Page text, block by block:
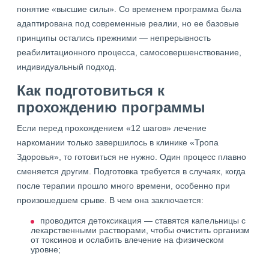
понятие «высшие силы». Со временем программа была
адаптирована под современные реалии, но ее базовые
принципы остались прежними — непрерывность
реабилитационного процесса, самосовершенствование,
индивидуальный подход.
Как подготовиться к
прохождению программы
Если перед прохождением «12 шагов» лечение
наркомании только завершилось в клинике «Тропа
Здоровья», то готовиться не нужно. Один процесс плавно
сменяется другим. Подготовка требуется в случаях, когда
после терапии прошло много времени, особенно при
произошедшем срыве. В чем она заключается:
проводится детоксикация — ставятся капельницы с
лекарственными растворами, чтобы очистить организм
от токсинов и ослабить влечение на физическом
уровне;